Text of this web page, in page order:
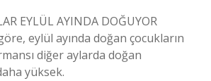
EYLÜL AYINDA DOĞUYOR
eylül ayında doğan çocukların
diğer aylarda doğan
yüksek.